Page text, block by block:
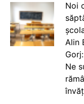
Noi
Alin
Ne